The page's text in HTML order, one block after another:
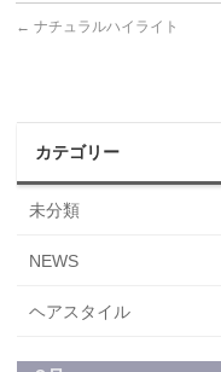
← ナチュラルハイライト
カテゴリー
未分類
NEWS
ヘアスタイル